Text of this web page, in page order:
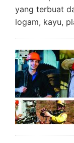
yang terbuat
logam, kayu,